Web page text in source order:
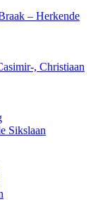
– Herkende
, Christiaan
Sikslaan